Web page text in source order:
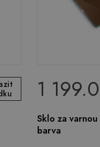
1
Sklo za
barva